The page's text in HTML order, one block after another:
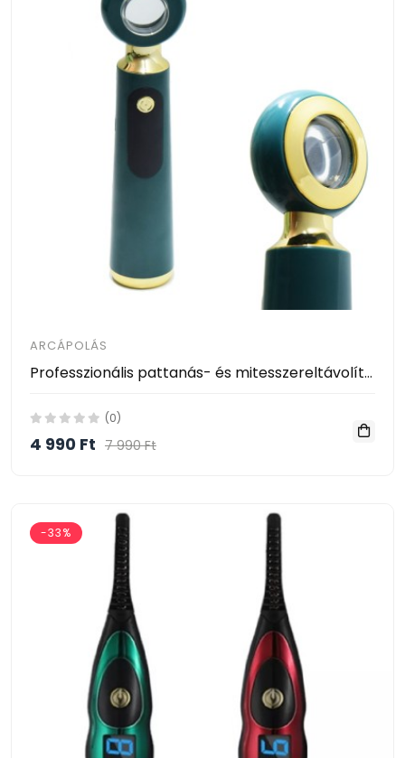
ARCÁPOLÁS
Professzionális pattanás- és mitesszereltávolító - pórustisztító készülék
(0)
4 990 Ft 7 990 Ft
-33%